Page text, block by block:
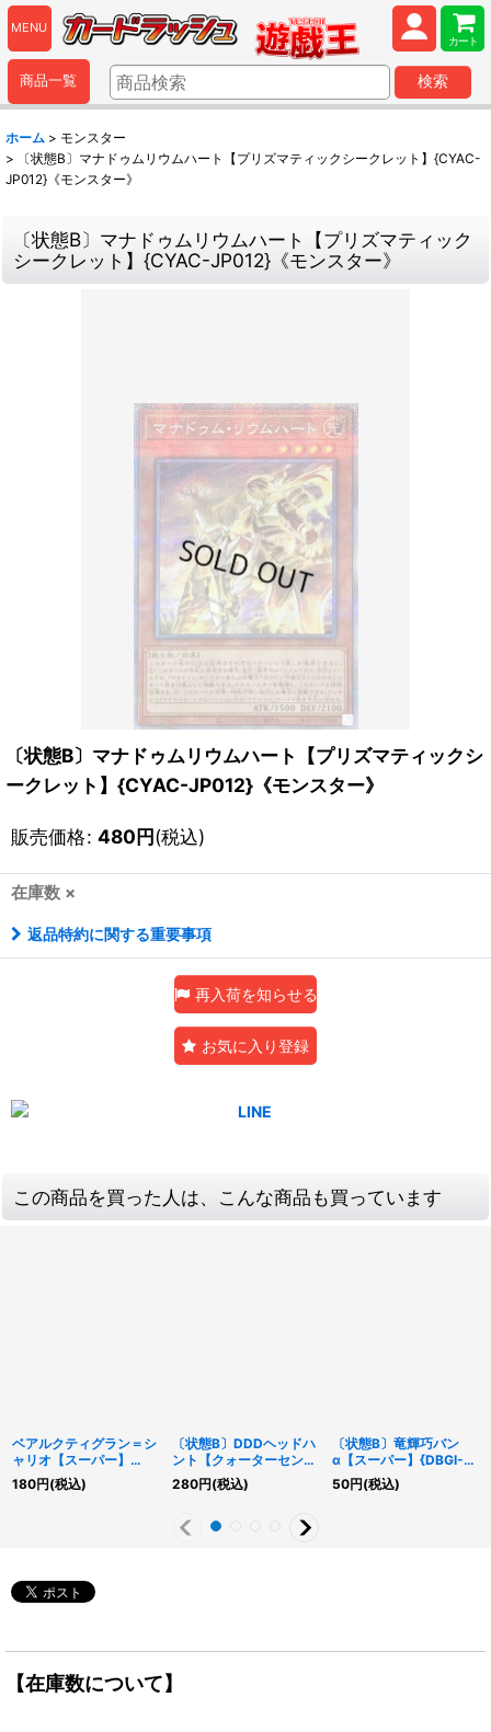
MENU
カート
商品一覧 検索
ホーム > モンスター
>
〔状態B〕マナドゥムリウムハート【プリズマティックシークレット】{CYAC-
JP012}《モンスター》
〔状態B〕マナドゥムリウムハート【プリズマティック
シークレット】{CYAC-JP012}《モンスター》
〔状態B〕マナドゥムリウムハート【プリズマティックシ
ークレット】{CYAC-JP012}《モンスター》
販売価格: 480円(税込)
在庫数 ×
返品特約に関する重要事項
再入荷を知らせる
お気に入り登録
この商品を買った人は、こんな商品も買っています
ベアルクティグラン＝シ
ャリオ【スーパー】
{DBAG-JP035}《シン
クロ》
180円(税込)
〔状態B〕DDDヘッドハ
ント【クォーターセンチ
ュリーシークレット】
{QCCP-JP090}《罠》
280円(税込)
〔状態B〕竜輝巧バン
α【スーパー】{DBGI-
JP024}《モンスター》
50円(税込)
【在庫数について】